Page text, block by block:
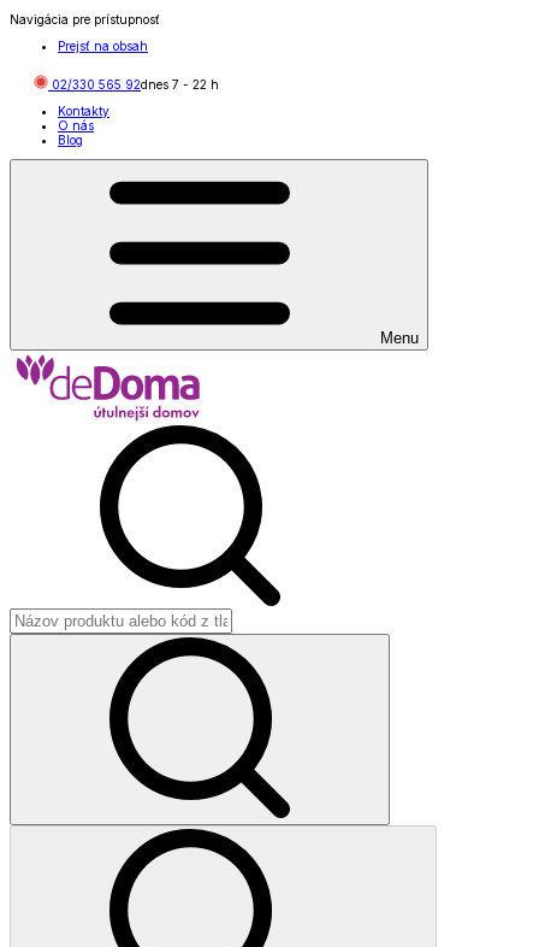
Navigácia pre prístupnosť
Prejsť na obsah
02/330 565 92dnes 7 - 22 h
Kontakty
O nás
Blog
Menu